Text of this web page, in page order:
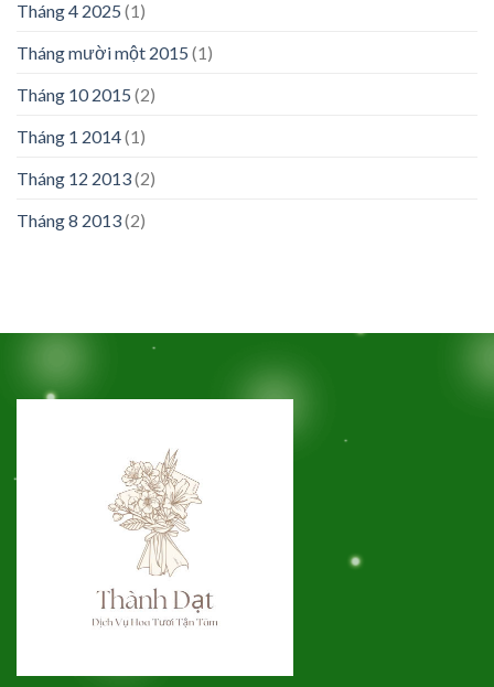
Tháng 4 2025 (1)
Tháng mười một 2015 (1)
Tháng 10 2015 (2)
Tháng 1 2014(1)
Tháng 12 2013(2)
Tháng 8 2013(2)